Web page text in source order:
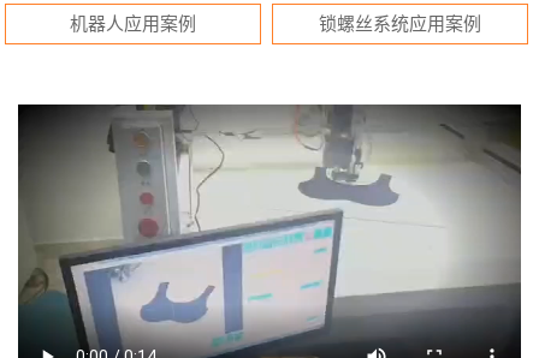
机器人应用案例 锁螺丝系统应用案例